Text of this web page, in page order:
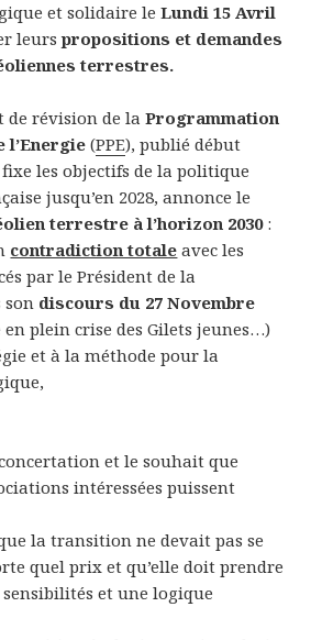
et solidaire leLundi 15 Avril
leurspropositions et demandes
terrestres.
de révision de laProgrammation
l’Energie (PPE), publié début
les objectifs de la politique
jusqu’en 2028, annonce le
terrestre à l’horizon 2030:
contradiction totale avec les
par le Président de la
son discours du 27 Novembre
en plein crise des Gilets jeunes…)
et à la méthode pour la
et le souhait que
intéressées puissent
la transition ne devait pas se
quel prix et qu’elle doit prendre
sensibilités et une logique